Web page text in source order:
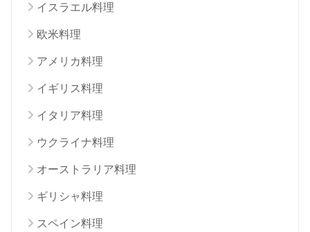
イスラエル料理
欧米料理
アメリカ料理
イギリス料理
イタリア料理
ウクライナ料理
オーストラリア料理
ギリシャ料理
スペイン料理